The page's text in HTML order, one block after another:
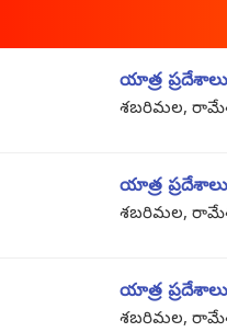
యాత్ర
శబరిమల,
యాత్ర
శబరిమల,
యాత్ర
శబరిమల,